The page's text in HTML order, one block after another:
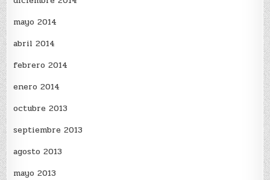
mayo 2014
abril 2014
febrero 2014
enero 2014
octubre 2013
septiembre 2013
agosto 2013
mayo 2013